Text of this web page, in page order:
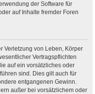
der Software für
auf Inhalte fremder Foren
Verletzung von Leben, Körper
Vertragspflichten
auf ein vorsätzliches oder
sind. Dies gilt auch für
entgangenen Gewinn.
außer bei vorsätzlichem oder